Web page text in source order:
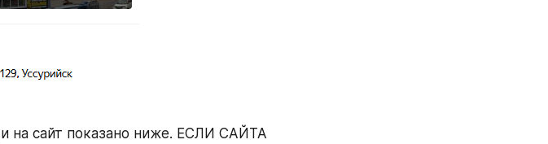
на сайт показано ниже. ЕСЛИ САЙТА